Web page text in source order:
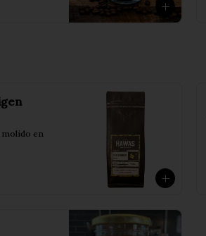
molido en